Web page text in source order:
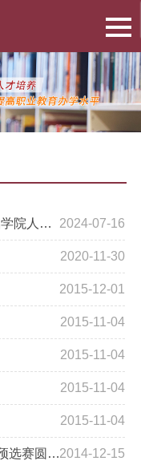
2024） 2024-07-16
2020-11-30
2015-12-01
2015-11-04
2015-11-04
2015-11-04
2015-11-04
满落幕 2014-12-15